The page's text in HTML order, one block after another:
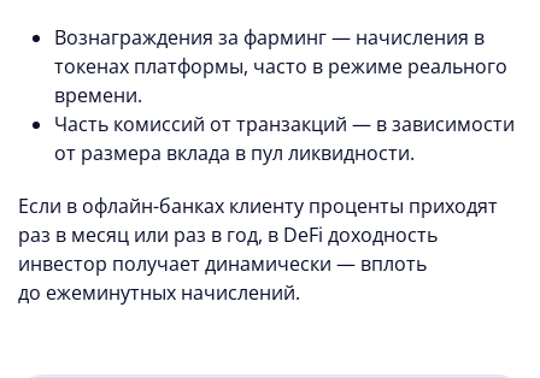
Вознаграждения за фарминг — начисления в
токенах платформы, часто в режиме реального
времени.
Часть комиссий от транзакций — в зависимости
от размера вклада в пул ликвидности.
Если в офлайн-банках клиенту проценты приходят
раз в месяц или раз в год, в DeFi доходность
инвестор получает динамически — вплоть
до ежеминутных начислений.